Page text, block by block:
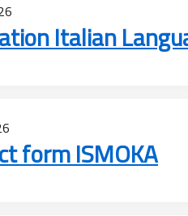
Italian
form ISMOKA